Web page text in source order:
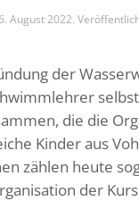
August 2022.
der
die die
Kinder aus
zählen heute
der